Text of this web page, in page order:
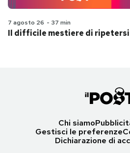
7 agosto 26 - 37 min
Il difficile mestiere di ripetersi
Chi siamo
Gestisci le preferenze
Dichiarazione di